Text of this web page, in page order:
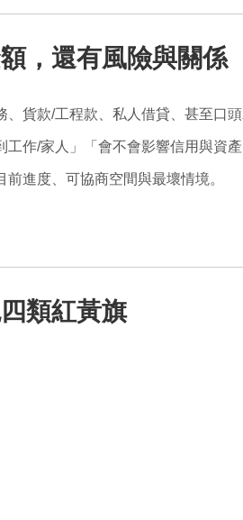
，還有風險與關係
貨款/工程款、私人借貸、甚至口頭
作/家人」「會不會影響信用與資產
進度、可協商空間與最壞情境。
類紅黃旗